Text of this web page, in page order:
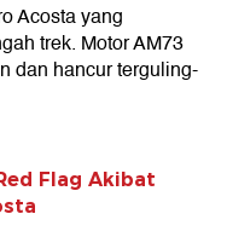
Acosta yang
trek. Motor AM73
dan hancur terguling-
Flag Akibat